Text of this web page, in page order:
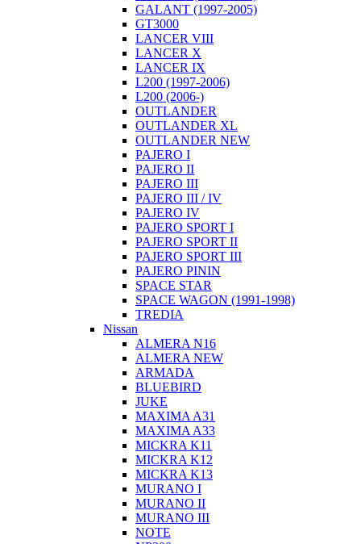
GALANT (1997-2005)
GT3000
LANCER VIII
LANCER X
LANCER IX
L200 (1997-2006)
L200 (2006-)
OUTLANDER
OUTLANDER XL
OUTLANDER NEW
PAJERO I
PAJERO II
PAJERO III
PAJERO III / IV
PAJERO IV
PAJERO SPORT I
PAJERO SPORT II
PAJERO SPORT III
PAJERO PININ
SPACE STAR
SPACE WAGON (1991-1998)
TREDIA
Nissan
ALMERA N16
ALMERA NEW
ARMADA
BLUEBIRD
JUKE
MAXIMA A31
MAXIMA A33
MICKRA K11
MICKRA K12
MICKRA K13
MURANO I
MURANO II
MURANO III
NOTE